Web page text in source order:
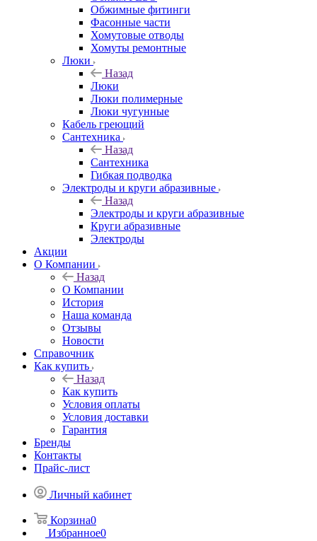
Обжимные фитинги
Фасонные части
Хомутовые отводы
Хомуты ремонтные
Люки
Назад
Люки
Люки полимерные
Люки чугунные
Кабель греющий
Сантехника
Назад
Сантехника
Гибкая подводка
Электроды и круги абразивные
Назад
Электроды и круги абразивные
Круги абразивные
Электроды
Акции
О Компании
Назад
О Компании
История
Наша команда
Отзывы
Новости
Справочник
Как купить
Назад
Как купить
Условия оплаты
Условия доставки
Гарантия
Бренды
Контакты
Прайс-лист
Личный кабинет
Корзина0
Избранное0